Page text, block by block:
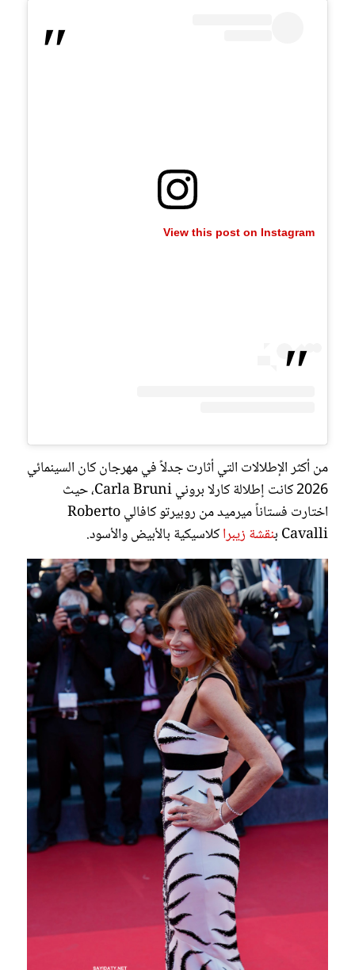
View this post on Instagram
من أكثر الإطلالات التي أثارت جدلاً في مهرجان كان السينمائي
2026 كانت إطلالة كارلا بروني Carla Bruni، حيث
اختارت فستاناً ميرميد من روبيرتو كافالي Roberto
Cavalli ب نقشة زيبراكلاسيكية بالأبيض والأسود.